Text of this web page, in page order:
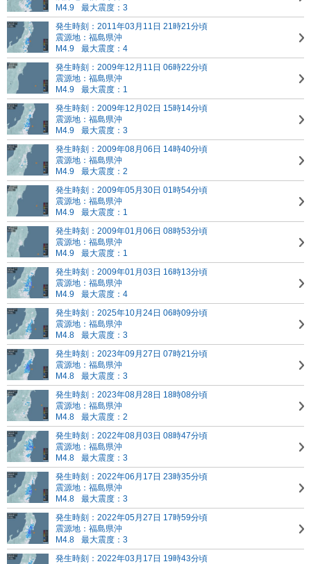
M4.9
最大震度：3
発生時刻：2011年03月11日 21時21分頃
震源地：福島県沖
M4.9
最大震度：4
発生時刻：2009年12月11日 06時22分頃
震源地：福島県沖
M4.9
最大震度：1
発生時刻：2009年12月02日 15時14分頃
震源地：福島県沖
M4.9
最大震度：3
発生時刻：2009年08月06日 14時40分頃
震源地：福島県沖
M4.9
最大震度：2
発生時刻：2009年05月30日 01時54分頃
震源地：福島県沖
M4.9
最大震度：1
発生時刻：2009年01月06日 08時53分頃
震源地：福島県沖
M4.9
最大震度：1
発生時刻：2009年01月03日 16時13分頃
震源地：福島県沖
M4.9
最大震度：4
発生時刻：2025年10月24日 06時09分頃
震源地：福島県沖
M4.8
最大震度：3
発生時刻：2023年09月27日 07時21分頃
震源地：福島県沖
M4.8
最大震度：3
発生時刻：2023年08月28日 18時08分頃
震源地：福島県沖
M4.8
最大震度：2
発生時刻：2022年08月03日 08時47分頃
震源地：福島県沖
M4.8
最大震度：3
発生時刻：2022年06月17日 23時35分頃
震源地：福島県沖
M4.8
最大震度：3
発生時刻：2022年05月27日 17時59分頃
震源地：福島県沖
M4.8
最大震度：3
発生時刻：2022年03月17日 19時43分頃